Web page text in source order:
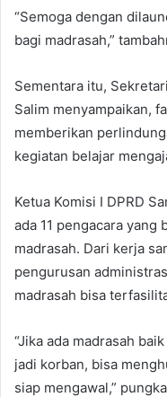
“Semoga dengan
bagi madrasah,”
Sementara itu,
Salim menyampaikan,
memberikan
kegiatan belajar
Ketua Komisi I DPRD
ada 11 pengacara
madrasah. Dari kerja
pengurusan
madrasah bisa
“Jika ada madrasah
jadi korban, bisa
siap mengawal,”